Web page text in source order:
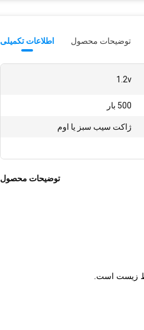
اطلاعات تکمیلی توضیحات محصول
1.2v
500 بار
ژاکت سیب سبز یا اوم
توضیحات محصول